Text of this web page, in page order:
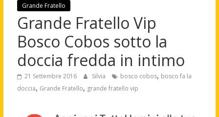
Grande Fratello
Grande Fratello Vip
Bosco Cobos sotto la
doccia fredda in intimo
21 Settembre 2016 Silvia bosco cobos, bosco fa la
doccia, Grande Fratello, grande fratello vip